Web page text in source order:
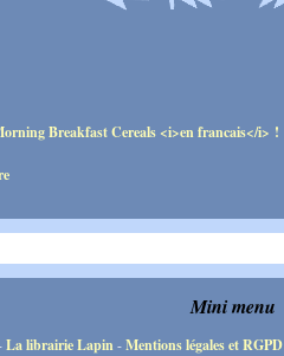
Mini menu
La librairie Lapin-Mentions légales et RGPD